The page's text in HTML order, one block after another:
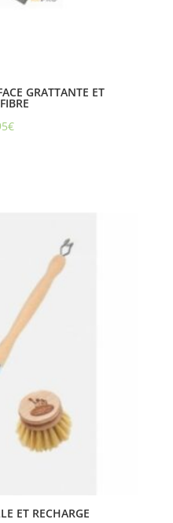
GRATTANTE ET
€
ET RECHARGE